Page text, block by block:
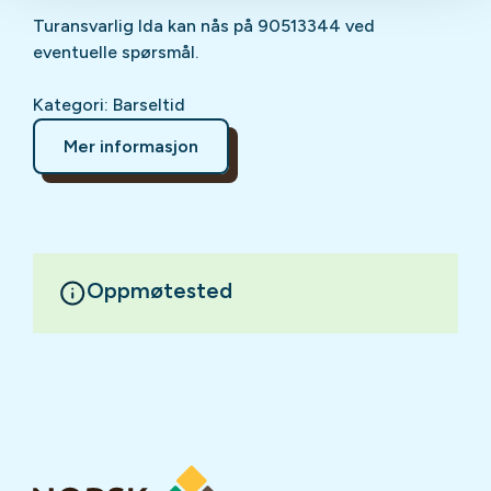
Turansvarlig Ida kan nås på 90513344 ved
eventuelle spørsmål.
Kategori: Barseltid
Mer informasjon
Oppmøtested